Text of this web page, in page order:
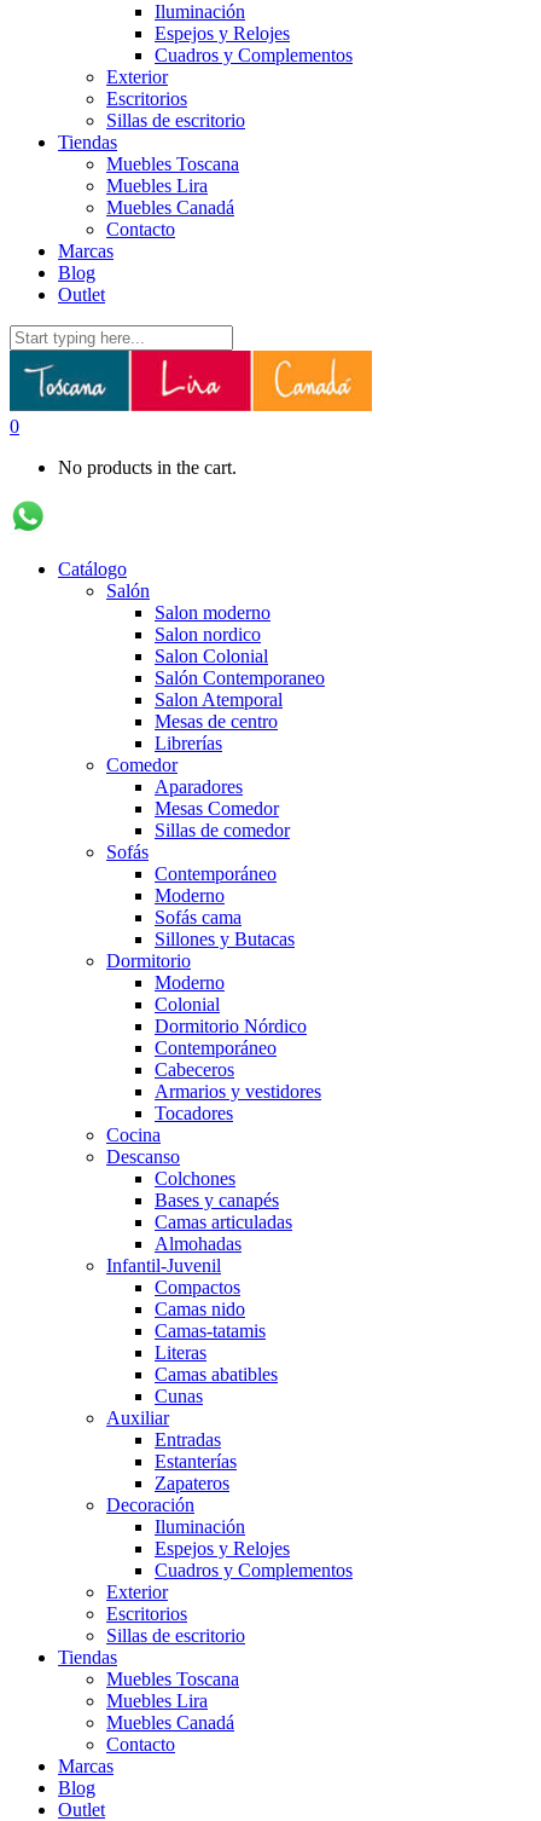
Iluminación
Espejos y Relojes
Cuadros y Complementos
Exterior
Escritorios
Sillas de escritorio
Tiendas
Muebles Toscana
Muebles Lira
Muebles Canadá
Contacto
Marcas
Blog
Outlet
0
No products in the cart.
Catálogo
Salón
Salon moderno
Salon nordico
Salon Colonial
Salón Contemporaneo
Salon Atemporal
Mesas de centro
Librerías
Comedor
Aparadores
Mesas Comedor
Sillas de comedor
Sofás
Contemporáneo
Moderno
Sofás cama
Sillones y Butacas
Dormitorio
Moderno
Colonial
Dormitorio Nórdico
Contemporáneo
Cabeceros
Armarios y vestidores
Tocadores
Cocina
Descanso
Colchones
Bases y canapés
Camas articuladas
Almohadas
Infantil-Juvenil
Compactos
Camas nido
Camas-tatamis
Literas
Camas abatibles
Cunas
Auxiliar
Entradas
Estanterías
Zapateros
Decoración
Iluminación
Espejos y Relojes
Cuadros y Complementos
Exterior
Escritorios
Sillas de escritorio
Tiendas
Muebles Toscana
Muebles Lira
Muebles Canadá
Contacto
Marcas
Blog
Outlet